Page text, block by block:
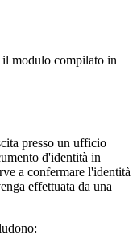
il modulo compilato in
presso un ufficio
d'identità in
a confermare l'identità
effettuata da una